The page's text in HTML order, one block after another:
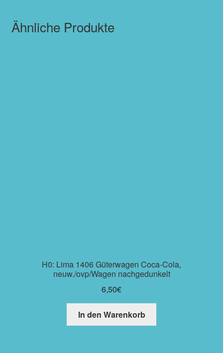
Ähnliche Produkte
H0: Lima 1406 Güterwagen Coca-Cola,
neuw./ovp/Wagen nachgedunkelt
6,50€
In den Warenkorb